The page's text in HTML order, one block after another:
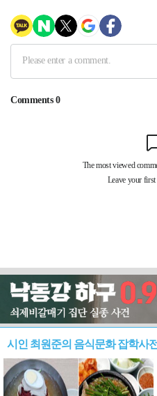
시인 최원준의 음식문화 잡학사전